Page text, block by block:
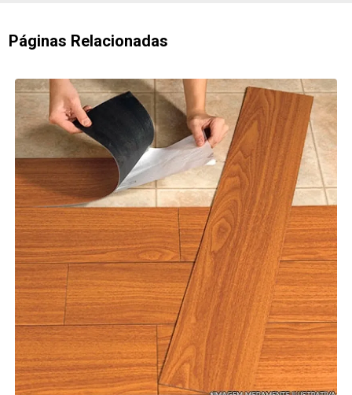
Páginas Relacionadas